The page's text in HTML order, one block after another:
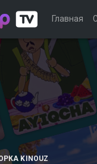
Главная
KINOUZ